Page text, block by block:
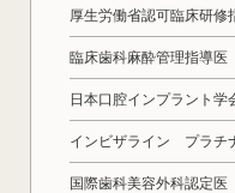
厚生労働省認可臨床研修
臨床歯科麻酔管理指導医
日本口腔インプラント
インビザライン プラチ
国際歯科美容外科認定医